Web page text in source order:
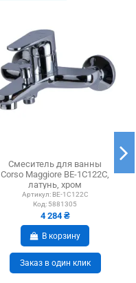
Смеситель для ванны
Corso Maggiore BE-1C122C,
латунь, хром
Артикул: BE-1C122C
Код: 5881305
4 284 ₴
В корзину
Заказ в один клик